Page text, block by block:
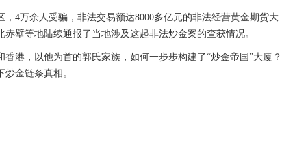
4万余人受骗，非法交易额达8000多亿元的非法经营黄金期货大
壁等地陆续通报了当地涉及这起非法炒金案的查获情况。
港，以他为首的郭氏家族，如何一步步构建了“炒金帝国”大厦？
金链条真相。